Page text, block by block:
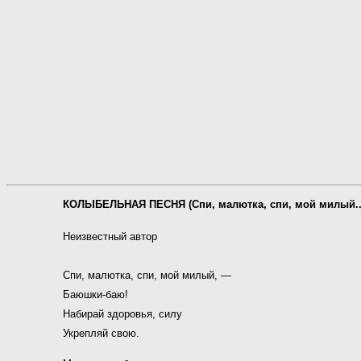
КОЛЫБЕЛЬНАЯ ПЕСНЯ (Спи, малютка, спи, мой
Неизвестный автор
Спи, малютка, спи, мой милый, —
Баюшки-баю!
Набирай здоровья, силу
Укрепляй свою.